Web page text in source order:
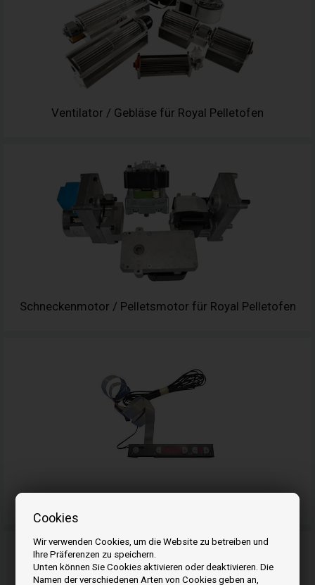
Cookies
Wir verwenden Cookies, um die Website zu betreiben und
Ihre Präferenzen zu speichern.
Unten können Sie Cookies aktivieren oder deaktivieren. Die
Namen der verschiedenen Arten von Cookies geben an,
Ventilator / Gebläse für Royal Pelletofen
Schneckenmotor / Pelletsmotor für Royal Pelletofen